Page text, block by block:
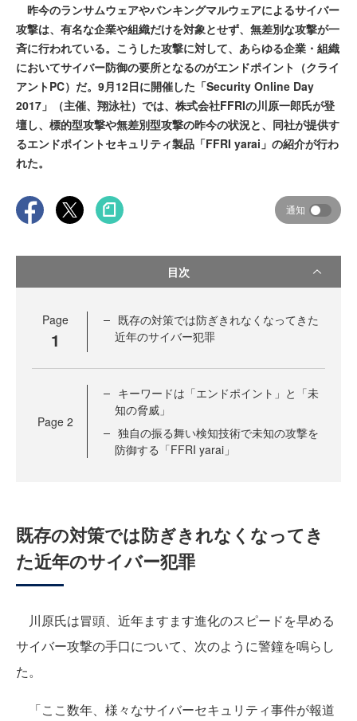
昨今のランサムウェアやバンキングマルウェアによるサイバー
攻撃は、有名な企業や組織だけを対象とせず、無差別な攻撃が一
斉に行われている。こうした攻撃に対して、あらゆる企業・組織
においてサイバー防御の要所となるのがエンドポイント（クライ
アントPC）だ。9月12日に開催した「Security Online Day
2017」（主催、翔泳社）では、株式会社FFRIの川原一郎氏が登
壇し、標的型攻撃や無差別型攻撃の昨今の状況と、同社が提供す
るエンドポイントセキュリティ製品「FFRI yarai」の紹介が行わ
れた。
通知
目次
Page
1
既存の対策では防ぎきれなくなってきた
近年のサイバー犯罪
Page 2
キーワードは「エンドポイント」と「未
知の脅威」
独自の振る舞い検知技術で未知の攻撃を
防御する「FFRI yarai」
既存の対策では防ぎきれなくなってき
た近年のサイバー犯罪
川原氏は冒頭、近年ますます進化のスピードを早める
サイバー攻撃の手口について、次のように警鐘を鳴らし
た。
「ここ数年、様々なサイバーセキュリティ事件が報道